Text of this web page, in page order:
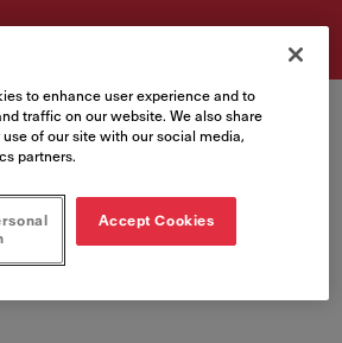
to enhance user experience and to
traffic on our website. We also share
of our site with our social media,
partners.
Accept Cookies